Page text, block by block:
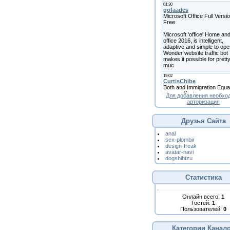
Для добавления
авторизация
Друзья Сайта
anal
sex-plombir
design-freak
avatar-navi
dogshihtzu
Статистика
Онлайн всего: 1
Гостей: 1
Пользователей: 0
Категории